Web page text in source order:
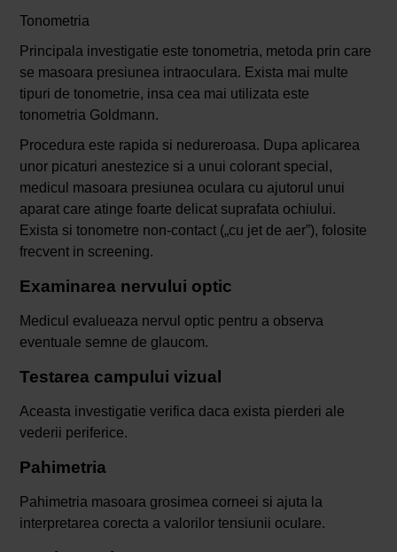
Tonometria
Principala investigatie este tonometria, metoda prin care
se masoara presiunea intraoculara. Exista mai multe
tipuri de tonometrie, insa cea mai utilizata este
tonometria Goldmann.
Procedura este rapida si nedureroasa. Dupa aplicarea
unor picaturi anestezice si a unui colorant special,
medicul masoara presiunea oculara cu ajutorul unui
aparat care atinge foarte delicat suprafata ochiului.
Exista si tonometre non-contact („cu jet de aer”), folosite
frecvent in screening.
Examinarea nervului optic
Medicul evalueaza nervul optic pentru a observa
eventuale semne de glaucom.
Testarea campului vizual
Aceasta investigatie verifica daca exista pierderi ale
vederii periferice.
Pahimetria
Pahimetria masoara grosimea corneei si ajuta la
interpretarea corecta a valorilor tensiunii oculare.